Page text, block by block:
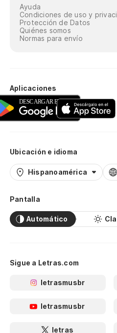
Ayuda
Condiciones de uso y
Protección de Datos
Quiénes somos
Normas para envío
Aplicaciones
Ubicación e idioma
Hispanoamérica
Pantalla
Automático
Sigue a Letras.com
letrasmusbr
letrasmusbr
letras